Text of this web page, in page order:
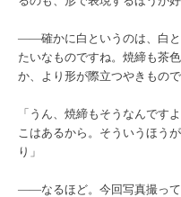
――確かに白というのは、白と
たいなものですね。焼締も茶
か、より形が際立つやきもので
「うん、焼締もそうなんです
こはあるから。そういうほう
り」
――なるほど。今回写真撮って